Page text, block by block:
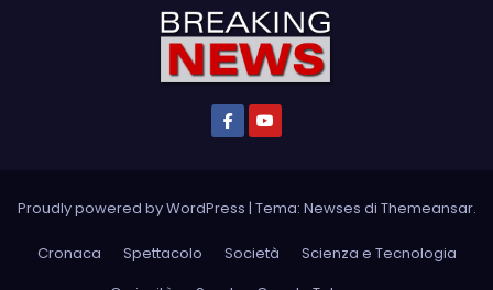
Proudly powered by WordPress | Tema: Newses di Themeansar.
Cronaca Spettacolo Società
Scienza e Tecnologia